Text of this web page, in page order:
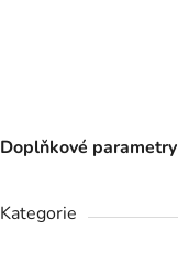
Doplňkové parametry
Kategorie